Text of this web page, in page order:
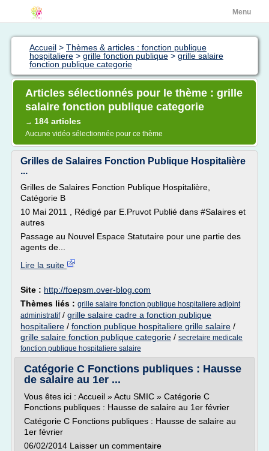
Menu
Accueil > Thèmes & articles : fonction publique
hospitaliere > grille fonction publique > grille salaire
fonction publique categorie
Articles sélectionnés pour le thème : grille
salaire fonction publique categorie
→ 184 articles
Aucune vidéo sélectionnée pour ce thème
Grilles de Salaires Fonction Publique Hospitalière
...
Grilles de Salaires Fonction Publique Hospitalière,
Catégorie B
10 Mai 2011 , Rédigé par E.Pruvot Publié dans #Salaires et
autres
Passage au Nouvel Espace Statutaire pour une partie des
agents de...
Lire la suite
Site : http://foepsm.over-blog.com
Thèmes liés : grille salaire fonction publique hospitaliere adjoint
administratif/ grille salaire cadre a fonction publique
hospitaliere / fonction publique hospitaliere grille salaire /
grille salaire fonction publique categorie / secretaire medicale
fonction publique hospitaliere salaire
Catégorie C Fonctions publiques : Hausse
de salaire au 1er ...
Vous êtes ici : Accueil » Actu SMIC » Catégorie C
Fonctions publiques : Hausse de salaire au 1er février
Catégorie C Fonctions publiques : Hausse de salaire au
1er février
06/02/2014 Laisser un commentaire